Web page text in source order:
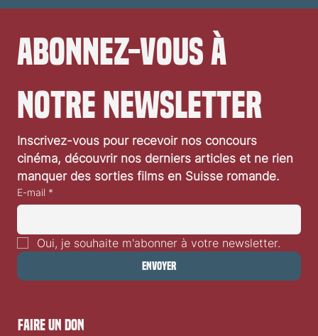
Abonnez-vous à
notre newsletter
Inscrivez-vous pour recevoir nos concours
cinéma, découvrir nos derniers articles et ne rien
manquer des sorties films en Suisse romande.
E-mail *
Oui, je souhaite m'abonner à votre newsletter.
Envoyer
faire un don